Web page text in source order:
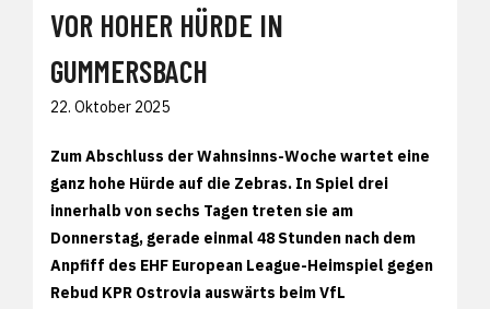
VOR HOHER HÜRDE IN
GUMMERSBACH
22. Oktober 2025
Zum Abschluss der Wahnsinns-Woche wartet eine
ganz hohe Hürde auf die Zebras. In Spiel drei
innerhalb von sechs Tagen treten sie am
Donnerstag, gerade einmal 48 Stunden nach dem
Anpfiff des EHF European League-Heimspiel gegen
Rebud KPR Ostrovia auswärts beim VfL